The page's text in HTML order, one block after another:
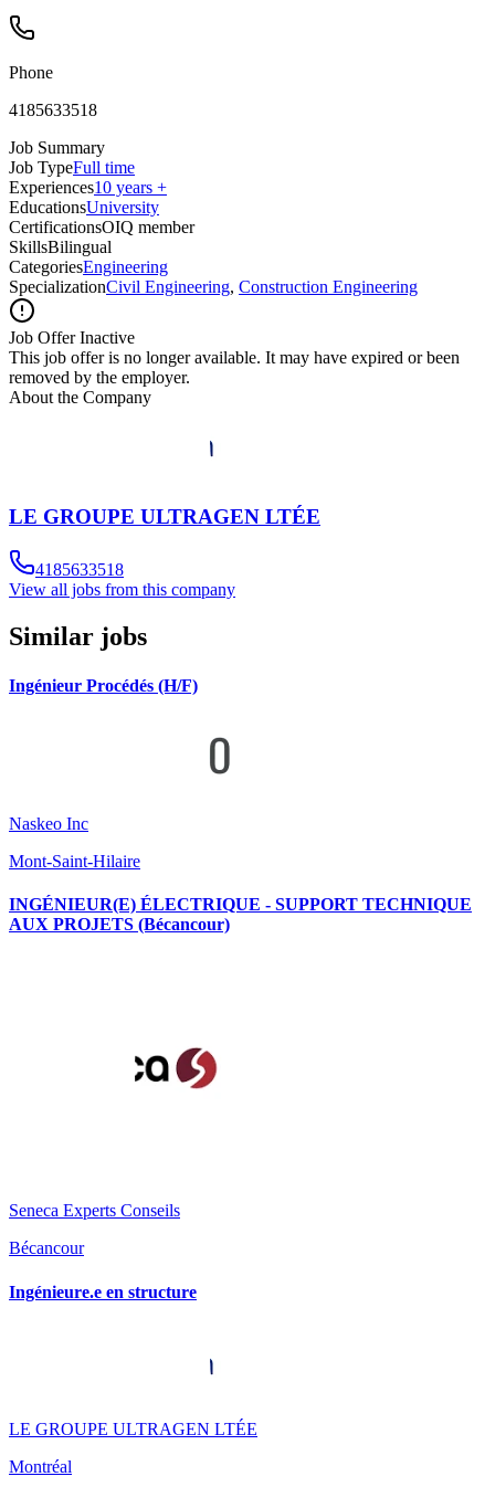
Phone
4185633518
Job Summary
Job TypeFull time
Experiences10 years +
EducationsUniversity
CertificationsOIQ member
SkillsBilingual
CategoriesEngineering
SpecializationCivil Engineering, Construction Engineering
Job Offer Inactive
This job offer is no longer available. It may have expired or been
removed by the employer.
About the Company
LE GROUPE ULTRAGEN LTÉE
4185633518
View all jobs from this company
Similar jobs
Ingénieur Procédés (H/F)
Naskeo Inc
Mont-Saint-Hilaire
INGÉNIEUR(E) ÉLECTRIQUE - SUPPORT TECHNIQUE
AUX PROJETS (Bécancour)
Seneca Experts Conseils
Bécancour
Ingénieure.e en structure
LE GROUPE ULTRAGEN LTÉE
Montréal